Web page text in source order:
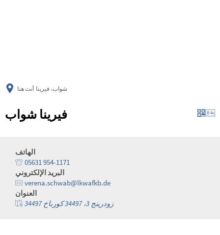
أنت هنا شواب، فيرينا
فيرينا شواب
الهاتف
05631 954-1171
البريد الإلكتروني
verena.schwab@lkwafkb.de
العنوان
زودرينج 3، 34497 كورباخ 34497